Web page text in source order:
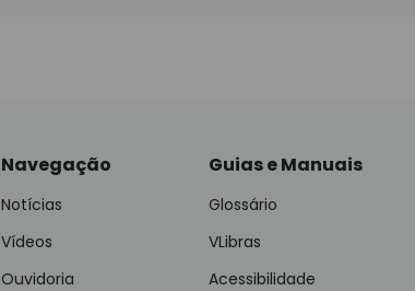
Navegação
Notícias
Vídeos
Ouvidoria
Guias e Manuais
Glossário
VLibras
Acessibilidade